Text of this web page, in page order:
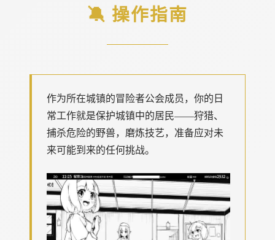
🔕 操作指南
作为所在城镇的冒险者公会成员，你的日
常工作就是保护城镇中的居民——狩猎、
捕杀危险的野兽，磨炼技艺，准备应对未
来可能到来的任何挑战。